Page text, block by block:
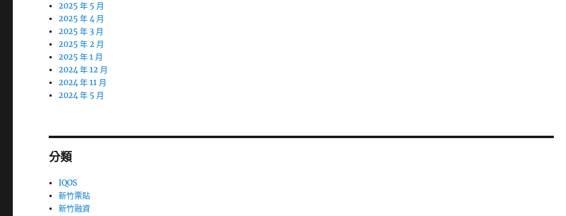
2025 年 5 月
2025 年 4 月
2025 年 3 月
2025 年 2 月
2025 年 1 月
2024 年 12 月
2024 年 11 月
2024 年 5 月
分類
IQOS
新竹票貼
新竹融資